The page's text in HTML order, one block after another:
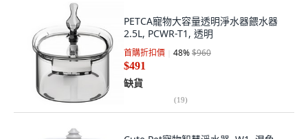
PETCA寵物大容量透明淨水器餵水器
2.5L, PCWR-T1, 透明
首購折扣價 48%$960
$491
缺貨
(19)